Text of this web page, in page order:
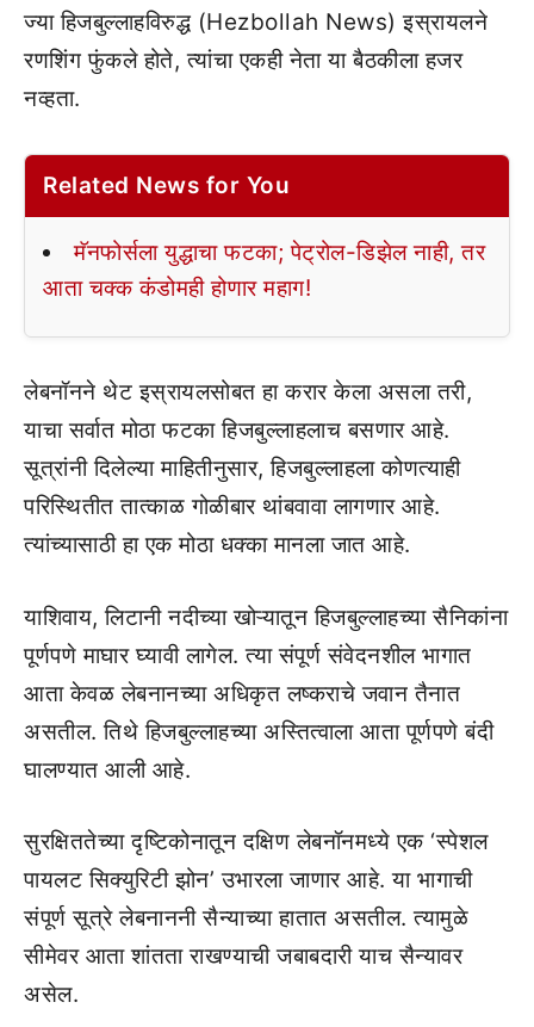
ज्या हिजबुल्लाहविरुद्ध (Hezbollah News) इस्रायलने
रणशिंग फुंकले होते, त्यांचा एकही नेता या बैठकीला हजर
नव्हता.
Related News for You
मॅनफोर्सला युद्धाचा फटका; पेट्रोल-डिझेल नाही, तर
आता चक्क कंडोमही होणार महाग!
लेबनॉनने थेट इस्रायलसोबत हा करार केला असला तरी,
याचा सर्वात मोठा फटका हिजबुल्लाहलाच बसणार आहे.
सूत्रांनी दिलेल्या माहितीनुसार, हिजबुल्लाहला कोणत्याही
परिस्थितीत तात्काळ गोळीबार थांबवावा लागणार आहे.
त्यांच्यासाठी हा एक मोठा धक्का मानला जात आहे.
याशिवाय, लिटानी नदीच्या खोऱ्यातून हिजबुल्लाहच्या सैनिकांना
पूर्णपणे माघार घ्यावी लागेल. त्या संपूर्ण संवेदनशील भागात
आता केवळ लेबनानच्या अधिकृत लष्कराचे जवान तैनात
असतील. तिथे हिजबुल्लाहच्या अस्तित्वाला आता पूर्णपणे बंदी
घालण्यात आली आहे.
सुरक्षिततेच्या दृष्टिकोनातून दक्षिण लेबनॉनमध्ये एक ‘स्पेशल
पायलट सिक्युरिटी झोन’ उभारला जाणार आहे. या भागाची
संपूर्ण सूत्रे लेबनाननी सैन्याच्या हातात असतील. त्यामुळे
सीमेवर आता शांतता राखण्याची जबाबदारी याच सैन्यावर
असेल.